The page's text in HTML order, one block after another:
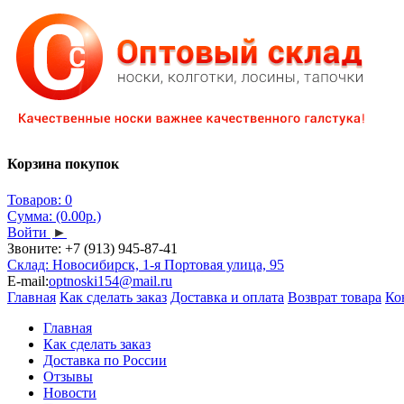
Корзина покупок
Товаров: 0
Сумма: (0.00р.)
Войти ►
Звоните: +7 (913) 945-87-41
Склад: Новосибирск, 1-я Портовая улица, 95
E-mail:optnoski154@mail.ru
Главная Как сделать заказ Доставка и оплата Возврат товара
Главная
Как сделать заказ
Доставка по России
Отзывы
Новости